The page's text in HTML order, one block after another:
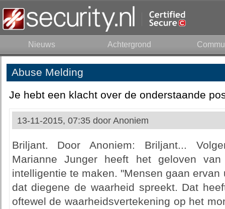
Nieuws Achtergrond
Abuse Melding
Je hebt een klacht over de onderstaande
13-11-2015, 07:35 door Anoniem
Briljant. Door Anoniem: Briljant...
Marianne Junger heeft het geloven
intelligentie te maken. "Mensen gaan
dat diegene de waarheid spreekt. Dat
oftewel de waarheidsvertekening op het